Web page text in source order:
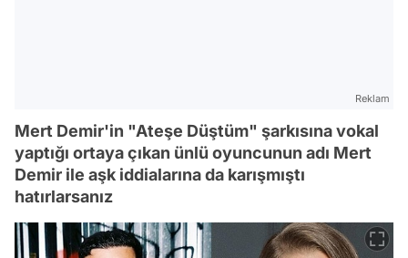
Reklam
Mert Demir'in "Ateşe Düştüm" şarkısına vokal
yaptığı ortaya çıkan ünlü oyuncunun adı Mert
Demir ile aşk iddialarına da karışmıştı
hatırlarsanız